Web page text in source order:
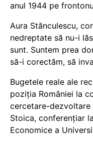
anul 1944 pe
Aura Stănculescu,
nedreptate să nu-i
sunt. Suntem prea
să-i corectăm, să
Bugetele reale ale
poziția României la
cercetare-dezvoltare
Stoica, conferențiar
Economice a